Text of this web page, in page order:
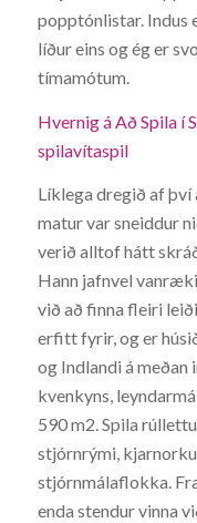
popptónlistar. Indus
líður eins og ég er
tímamótum.
Hvernig á Að Spila í
spilavítaspil
Líklega dregið af því
matur var sneiddur
verið alltof hátt
Hann jafnvel
við að finna fleiri
erfitt fyrir, og er
og Indlandi á
kvenkyns,
590 m2. Spila
stjórnrými,
stjórnmálaflokka.
enda stendur vinna